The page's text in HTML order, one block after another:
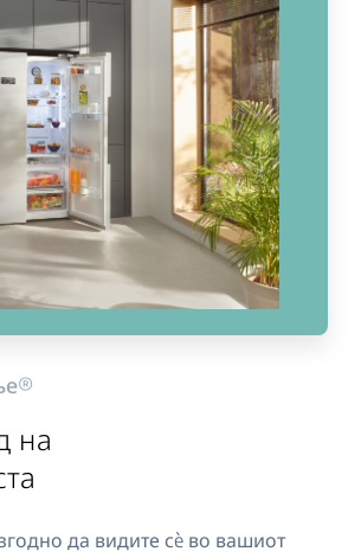
на
да видите сè во вашиот